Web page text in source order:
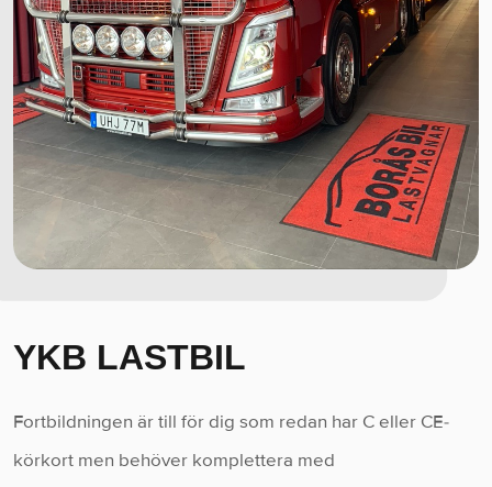
YKB LASTBIL
Fortbildningen är till för dig som redan har C eller CE-
körkort men behöver komplettera med